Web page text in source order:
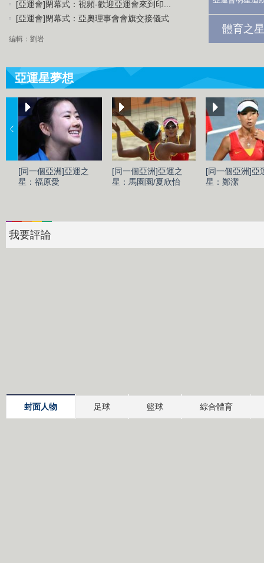
[亞運會]閉幕式：視頻-歡迎亞運會來到印...
[亞運會]閉幕式：亞奧理事會會旗交接儀式
編輯：劉岩
體育之
亞運星夢想
[同一個亞洲]亞運之
星：福原愛
[同一個亞洲]亞運之
星：馬園園/夏欣怡
[同一個亞洲]亞
星：鄭潔
我要評論
封面人物 足球 籃球 綜合體育